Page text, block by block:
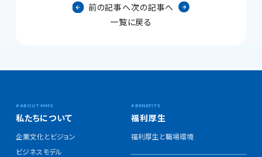
前の記事へ
一覧に戻る
次の記事へ
私たちについて
企業文化とビジョン
ビジネスモデル
福利厚生
福利厚生と職場環境